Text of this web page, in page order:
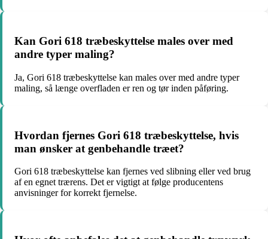
Kan Gori 618 træbeskyttelse males over med
andre typer maling?
Ja, Gori 618 træbeskyttelse kan males over med andre typer
maling, så længe overfladen er ren og tør inden påføring.
Hvordan fjernes Gori 618 træbeskyttelse, hvis
man ønsker at genbehandle træet?
Gori 618 træbeskyttelse kan fjernes ved slibning eller ved brug
af en egnet trærens. Det er vigtigt at følge producentens
anvisninger for korrekt fjernelse.